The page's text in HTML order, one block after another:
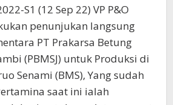
S1 (12 Sep 22) VP P&O
penunjukan langsung
PT Prakarsa Betung
(PBMSJ) untuk Produksi di
Senami (BMS), Yang sudah
saat ini ialah